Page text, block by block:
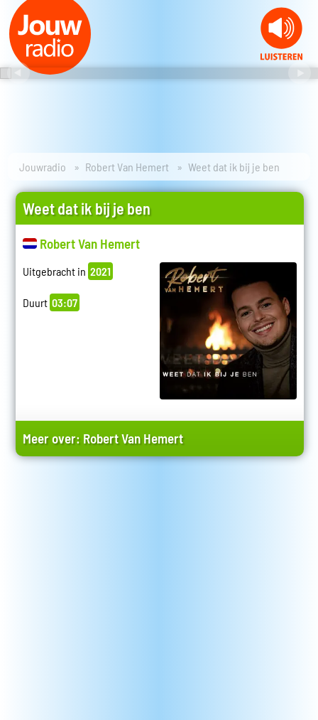
Jouwradio Robert Van Hemert Weet dat ik bij je ben
Weet dat ik bij je ben
Robert Van Hemert
Uitgebracht in 2021
Duurt 03:07
Meer over: Robert Van Hemert